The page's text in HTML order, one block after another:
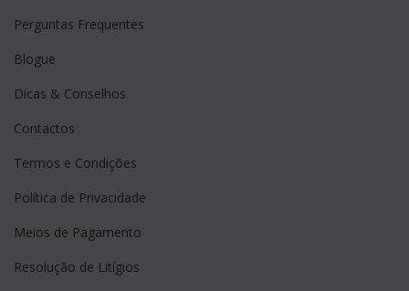
Perguntas Frequentes
Blogue
Dicas & Conselhos
Contactos
Termos e Condições
Política de Privacidade
Meios de Pagamento
Resolução de Litígios